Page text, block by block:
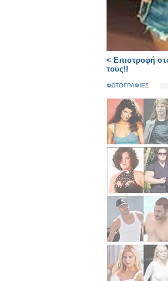
< Επιστροφή
τους!!
ΦΩΤΟΓΡΑΦΙΕΣ